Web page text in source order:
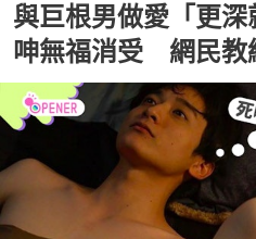
與巨根男做愛「更
呻無福消受 網民教